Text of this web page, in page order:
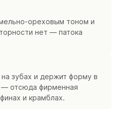
ореховым тоном и
нет — патока
зубах и держит форму в
— отсюда фирменная
и крамблах.